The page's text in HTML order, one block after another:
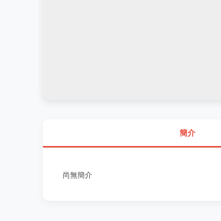
簡介
尚無簡介